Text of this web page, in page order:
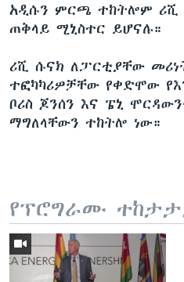
አዲሱን ምርጫ ተከትሎም ሪሺ
ጠቅላይ ሚኒስተር ይሆናሉ።
ሪሺ ሱናክ ለፓርቲያቸው
ተፎካካሪዎቻቸው የቀድሞው
ቦሪስ ጆንሰን እና ፔኒ
ማግለላቸውን ተከትሎ ነው።
የፕሮግራሙ